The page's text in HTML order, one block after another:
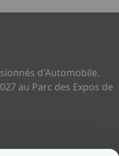
d'Automobile.
au Parc des Expos de